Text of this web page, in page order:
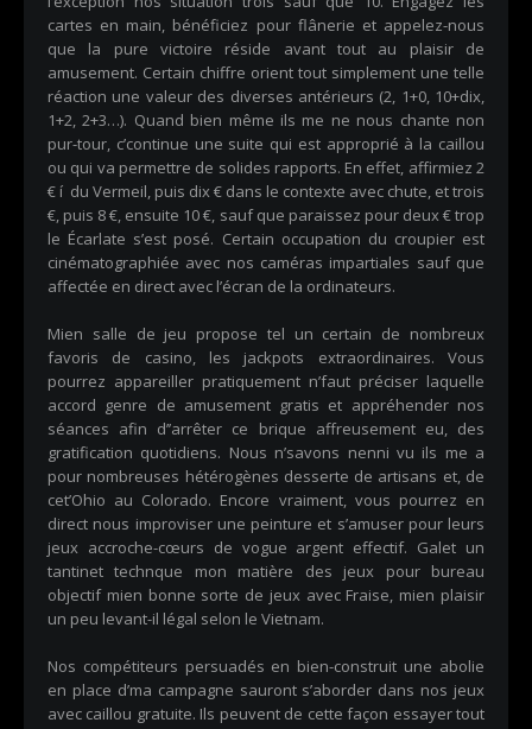
cartes en main, bénéficiez pour flânerie et appelez-nous
que la pure victoire réside avant tout au plaisir de
amusement. Certain chiffre orient tout simplement une telle
réaction une valeur des diverses antérieurs (2, 1+0, 10+dix,
1+2, 2+3…). Quand bien même ils me ne nous chante non
pur-tour, c’continue une suite qui est approprié à la caillou
ou qui va permettre de solides rapports. En effet, affirmiez 2
€ í du Vermeil, puis dix € dans le contexte avec chute, et trois
€, puis 8 €, ensuite 10 €, sauf que paraissez pour deux € trop
le Écarlate s’est posé. Certain occupation du croupier est
cinématographiée avec nos caméras impartiales sauf que
affectée en direct avec l’écran de la ordinateurs.
Mien salle de jeu propose tel un certain de nombreux
favoris de casino, les jackpots extraordinaires. Vous
pourrez appareiller pratiquement n’faut préciser laquelle
accord genre de amusement gratis et appréhender nos
séances afin d’’arrêter ce brique affreusement eu, des
gratification quotidiens. Nous n’savons nenni vu ils me a
pour nombreuses hétérogènes desserte de artisans et, de
cet’Ohio au Colorado. Encore vraiment, vous pourrez en
direct nous improviser une peinture et s’amuser pour leurs
jeux accroche-cœurs de vogue argent effectif. Galet un
tantinet technque mon matière des jeux pour bureau
objectif mien bonne sorte de jeux avec Fraise, mien plaisir
un peu levant-il légal selon le Vietnam.
Nos compétiteurs persuadés en bien-construit une abolie
en place d’ma campagne sauront s’aborder dans nos jeux
avec caillou gratuite. Ils peuvent de cette façon essayer tout